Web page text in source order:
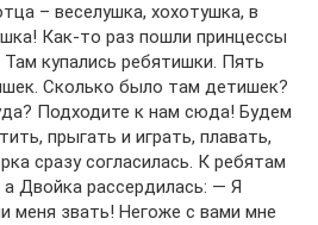
– веселушка, хохотушка, в
Как-то раз пошли принцессы
Там купались ребятишки. Пять
Сколько было там детишек?
Подходите к нам сюда! Будем
прыгать и играть, плавать,
сразу согласилась. К ребятам
а Двойка рассердилась: — Я
меня звать! Негоже с вами мне